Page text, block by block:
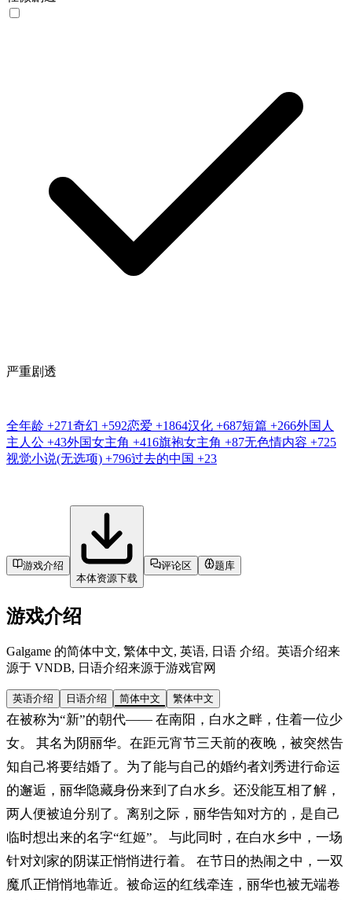
严重剧透
全年龄 +271奇幻 +592恋爱 +1864汉化 +687短篇 +266外国人
主人公 +43外国女主角 +416旗袍女主角 +87无色情内容 +725
视觉小说(无选项) +796过去的中国 +23
游戏介绍
本体资源下载
评论区 题库
游戏介绍
Galgame 的简体中文, 繁体中文, 英语, 日语 介绍。英语介绍来
源于 VNDB, 日语介绍来源于游戏官网
英语介绍 日语介绍 简体中文 繁体中文
在被称为“新”的朝代—— 在南阳，白水之畔，住着一位少
女。 其名为阴丽华。在距元宵节三天前的夜晚，被突然告
知自己将要结婚了。为了能与自己的婚约者刘秀进行命运
的邂逅，丽华隐藏身份来到了白水乡。还没能互相了解，
两人便被迫分别了。离别之际，丽华告知对方的，是自己
临时想出来的名字“红姬”。 与此同时，在白水乡中，一场
针对刘家的阴谋正悄悄进行着。 在节日的热闹之中，一双
魔爪正悄悄地靠近。被命运的红线牵连，丽华也被无端卷